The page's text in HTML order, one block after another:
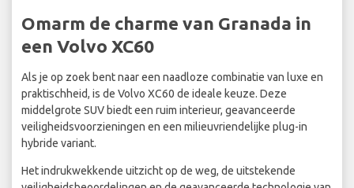
Omarm de charme van Granada in
een Volvo XC60
Als je op zoek bent naar een naadloze combinatie van luxe en
praktischheid, is de Volvo XC60 de ideale keuze. Deze
middelgrote SUV biedt een ruim interieur, geavanceerde
veiligheidsvoorzieningen en een milieuvriendelijke plug-in
hybride variant.
Het indrukwekkende uitzicht op de weg, de uitstekende